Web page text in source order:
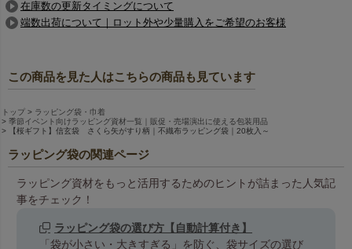
在庫数の更新タイミングについて
端数出荷について｜ロット外や少量購入をご希望のお客様
この商品を見た人はこちらの商品も見ています
トップ
ラッピング袋・巾着
季節イベント向けラッピング資材一覧｜販促・売場演出に使える包装用品
【桜ギフト】信玄袋 さくら矢がすり柄｜不織布ラッピング袋｜20枚入～
ラッピング袋の関連ページ
ラッピング資材をもっと活用するためのヒントが詰まった人気記
事をチェック！
ラッピング袋の選び方【自動計算付き】
「袋が小さい・大きすぎる」を防ぐ、袋サイズの選び